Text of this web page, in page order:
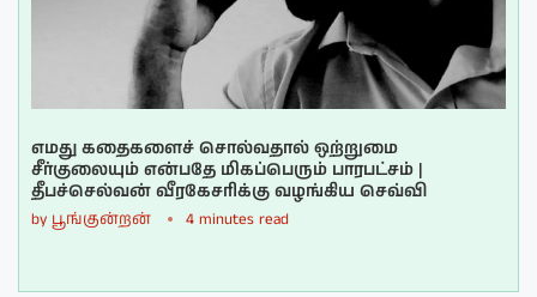
எமது கதைகளைச் சொல்வதால் ஒற்றுமை
சீர்குலையும் என்பதே மிகப்பெரும் பாரபட்சம் |
தீபச்செல்வன் வீரகேசரிக்கு வழங்கிய செவ்வி
by பூங்குன்றன் 4 minutes read